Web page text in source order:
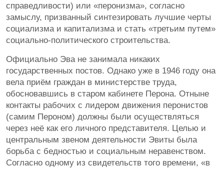
справедливости) или «перонизма», согласно
замыслу, призванный синтезировать лучшие черты
социализма и капитализма и стать «третьим путем»
социально-политического строительства.
Официально Эва не занимала никаких
государственных постов. Однако уже в 1946 году она
вела приём граждан в министерстве труда,
обосновавшись в старом кабинете Перона. Отныне
контакты рабочих с лидером движения перонистов
(самим Пероном) должны были осуществляться
через неё как его личного представителя. Целью и
центральным звеном деятельности Эвиты была
борьба с бедностью и социальным неравенством.
Согласно одному из свидетельств того времени, «в